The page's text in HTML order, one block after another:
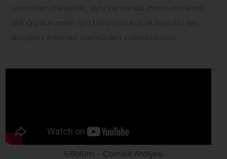
üzerinden izleyebilir, aynı zamanda internetin kısıtlı
olduğu durumlar için bölümün küçük boyutlu ses
dosyasını internet sitemizden indirebilirsiniz.
5.Bölüm – Çömlek Atölyesi